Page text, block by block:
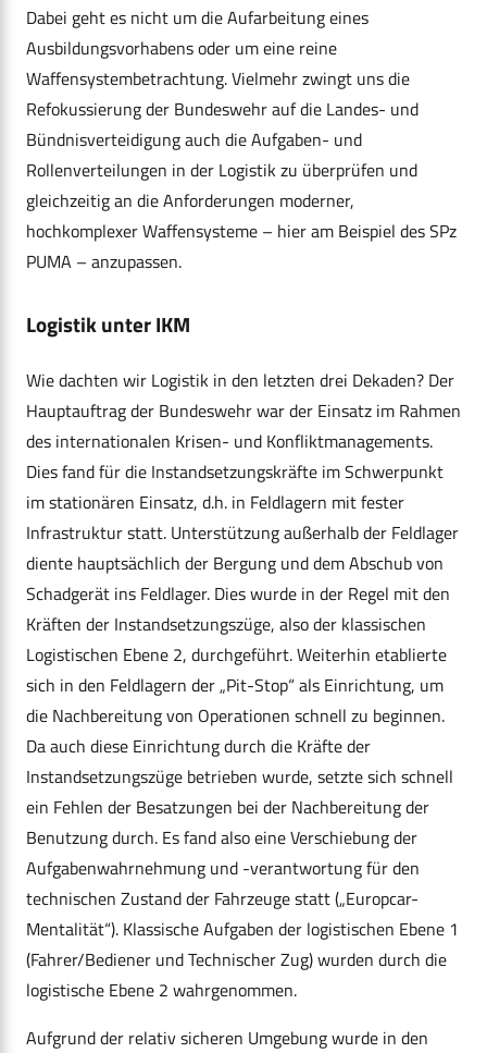
Dabei geht es nicht um die Aufarbeitung eines
Ausbildungsvorhabens oder um eine reine
Waffensystembetrachtung. Vielmehr zwingt uns die
Refokussierung der Bundeswehr auf die Landes- und
Bündnisverteidigung auch die Aufgaben- und
Rollenverteilungen in der Logistik zu überprüfen und
gleichzeitig an die Anforderungen moderner,
hochkomplexer Waffensysteme – hier am Beispiel des SPz
PUMA – anzupassen.
Logistik unter IKM
Wie dachten wir Logistik in den letzten drei Dekaden? Der
Hauptauftrag der Bundeswehr war der Einsatz im Rahmen
des internationalen Krisen- und Konfliktmanagements.
Dies fand für die Instandsetzungskräfte im Schwerpunkt
im stationären Einsatz, d.h. in Feldlagern mit fester
Infrastruktur statt. Unterstützung außerhalb der Feldlager
diente hauptsächlich der Bergung und dem Abschub von
Schadgerät ins Feldlager. Dies wurde in der Regel mit den
Kräften der Instandsetzungszüge, also der klassischen
Logistischen Ebene 2, durchgeführt. Weiterhin etablierte
sich in den Feldlagern der „Pit-Stop“ als Einrichtung, um
die Nachbereitung von Operationen schnell zu beginnen.
Da auch diese Einrichtung durch die Kräfte der
Instandsetzungszüge betrieben wurde, setzte sich schnell
ein Fehlen der Besatzungen bei der Nachbereitung der
Benutzung durch. Es fand also eine Verschiebung der
Aufgabenwahrnehmung und -verantwortung für den
technischen Zustand der Fahrzeuge statt („Europcar-
Mentalität“). Klassische Aufgaben der logistischen Ebene 1
(Fahrer/Bediener und Technischer Zug) wurden durch die
logistische Ebene 2 wahrgenommen.
Aufgrund der relativ sicheren Umgebung wurde in den